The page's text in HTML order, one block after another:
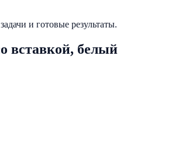
и готовые результаты.
вставкой, белый